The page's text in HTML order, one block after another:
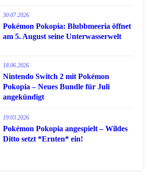
30.07.2026
Pokémon Pokopia: Blubbmeeria öffnet
am 5. August seine Unterwasserwelt
18.06.2026
Nintendo Switch 2 mit Pokémon
Pokopia – Neues Bundle für Juli
angekündigt
19.03.2026
Pokémon Pokopia angespielt – Wildes
Ditto setzt *Ernten* ein!